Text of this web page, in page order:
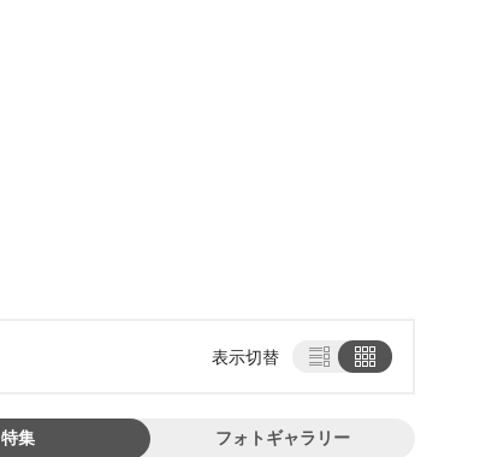
表示切替
特集 フォトギャラリー